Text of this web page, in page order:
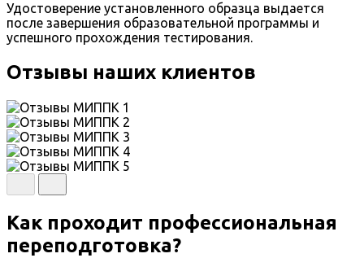
Удостоверение установленного образца выдается
после завершения образовательной программы и
успешного прохождения тестирования.
Отзывы наших клиентов
Как проходит профессиональная
переподготовка?